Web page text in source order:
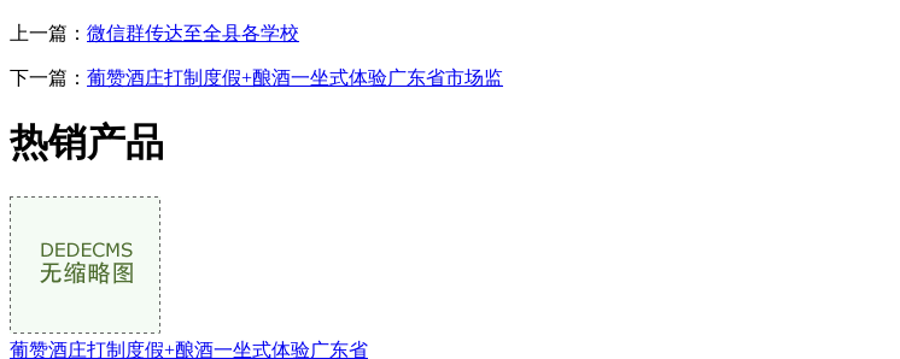
上一篇： 微信群传达至全县各学校
下一篇： 葡赞酒庄打制度假+酿酒一坐式体验广东省市场监
热销产品
葡赞酒庄打制度假+酿酒一坐式体验广东省